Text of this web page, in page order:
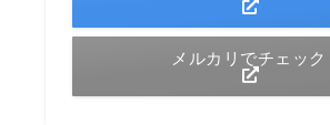
メルカリでチェック